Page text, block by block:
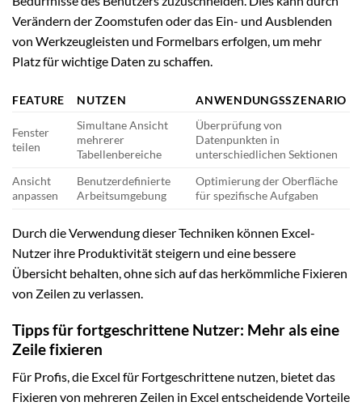
Verändern der Zoomstufen oder das Ein- und Ausblenden
von Werkzeugleisten und Formelbars erfolgen, um mehr
Platz für wichtige Daten zu schaffen.
FEATURE NUTZEN ANWENDUNGSSZENARIO
Fenster
teilen
Simultane Ansicht
mehrerer
Tabellenbereiche
Überprüfung von
Datenpunkten in
unterschiedlichen Sektionen
Ansicht
anpassen
Benutzerdefinierte
Arbeitsumgebung
Optimierung der Oberfläche
für spezifische Aufgaben
Durch die Verwendung dieser Techniken können Excel-
Nutzer ihre Produktivität steigern und eine bessere
Übersicht behalten, ohne sich auf das herkömmliche Fixieren
von Zeilen zu verlassen.
Tipps für fortgeschrittene Nutzer: Mehr als eine
Zeile fixieren
Für Profis, die Excel für Fortgeschrittene nutzen, bietet das
Fixieren von mehreren Zeilen in Excel entscheidende Vorteile